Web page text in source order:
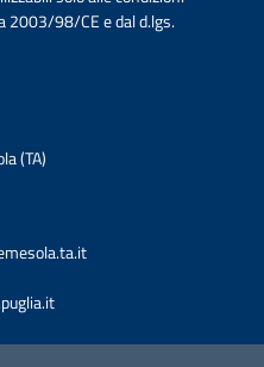
2003/98/CE e dal d.lgs.
(TA)